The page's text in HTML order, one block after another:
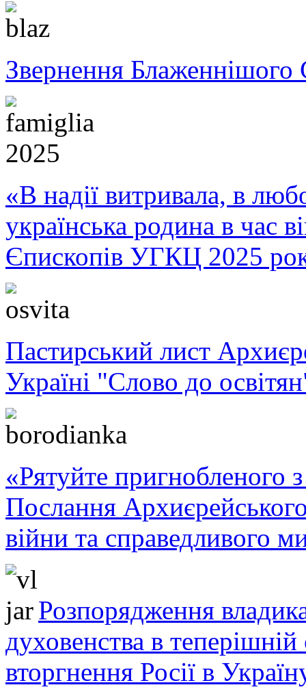
Звернення Блаженнішого
«В надії витривала, в
українська родина в час
Єпископів УГКЦ 2025
Пастирський лист
Україні "Слово до
«Рятуйте пригнобленого
Послання
війни та справедливого
Розпорядження
духовенства в теперішній
вторгнення Росії в